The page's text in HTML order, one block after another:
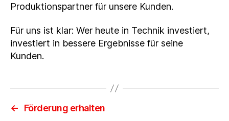
Produktionspartner für unsere Kunden.
Für uns ist klar: Wer heute in Technik investiert,
investiert in bessere Ergebnisse für seine
Kunden.
← Förderung erhalten